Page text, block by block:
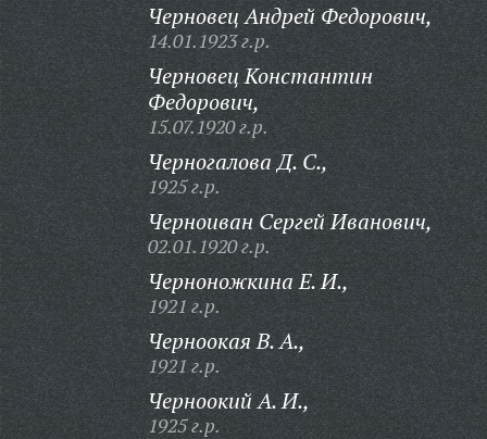
Черновец Андрей Федорович,
14.01.1923 г.р.
Черновец Константин
Федорович,
15.07.1920 г.р.
Черногалова Д. С.,
1925 г.р.
Черноиван Сергей Иванович,
02.01.1920 г.р.
Черноножкина Е. И.,
1921 г.р.
Черноокая В. А.,
1921 г.р.
Черноокий А. И.,
1925 г.р.